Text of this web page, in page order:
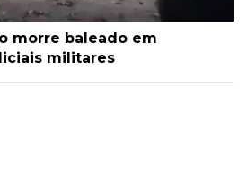
morre baleado em
militares